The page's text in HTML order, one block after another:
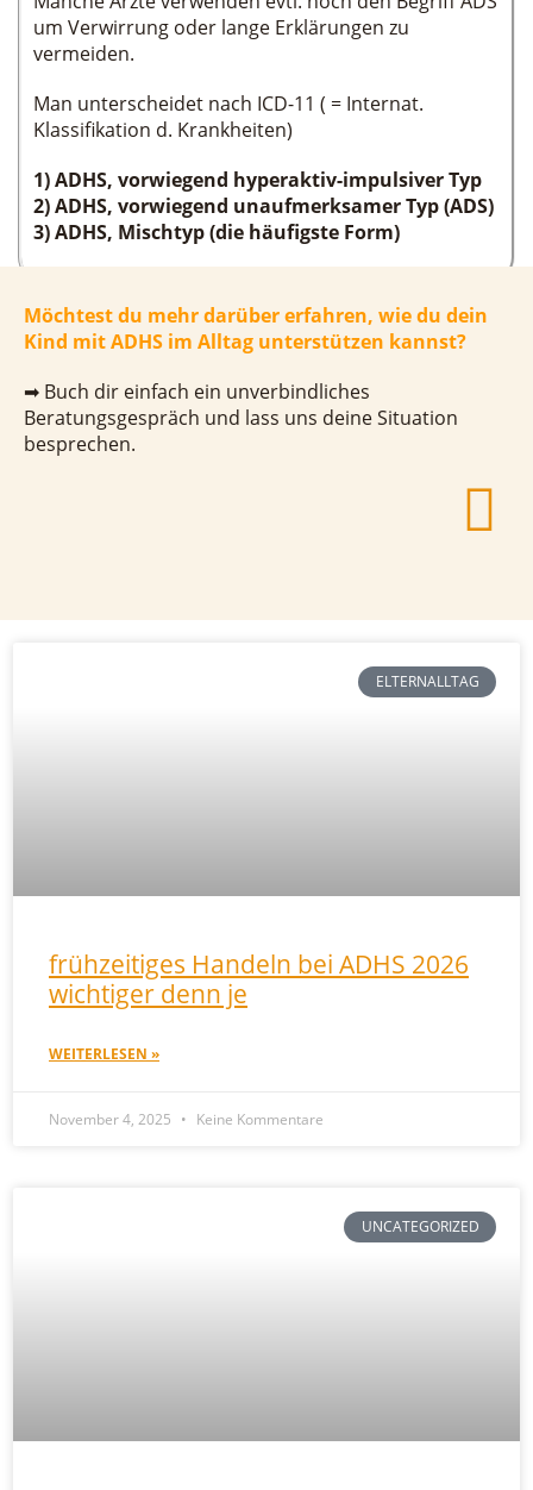
um Verwirrung oder lange Erklärungen zu
vermeiden.
Man unterscheidet nach ICD-11 ( = Internat.
Klassifikation d. Krankheiten)
1) ADHS, vorwiegend hyperaktiv-impulsiver Typ
2) ADHS, vorwiegend unaufmerksamer Typ (ADS)
3) ADHS, Mischtyp (die häufigste Form)
Möchtest du mehr darüber erfahren, wie du dein
Kind mit ADHS im Alltag unterstützen kannst?
➡ Buch dir einfach ein unverbindliches
Beratungsgespräch und lass uns deine Situation
besprechen.
ELTERNALLTAG
frühzeitiges Handeln bei ADHS 2026
wichtiger denn je
WEITERLESEN »
November 4, 2025 Keine Kommentare
UNCATEGORIZED